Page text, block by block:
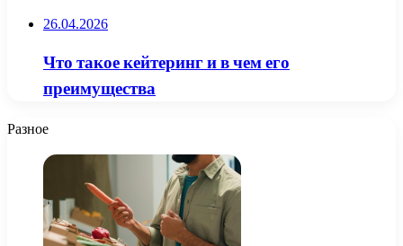
26.04.2026
Что такое кейтеринг и в чем его
преимущества
Разное